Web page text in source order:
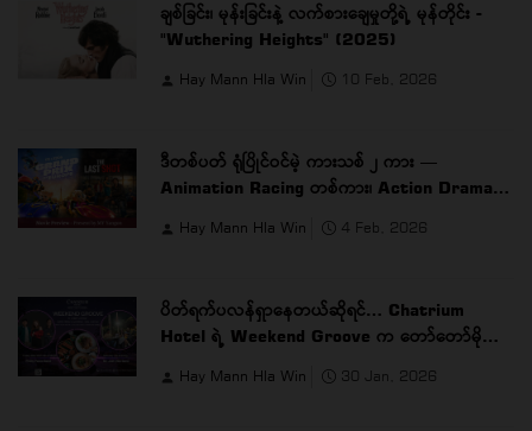
ချစ်ခြင်း၊ မုန်းခြင်းနဲ့ လက်စားချေမှုတို့ရဲ့ မုန်တိုင်း -
"Wuthering Heights" (2025)
Hay Mann Hla Win 10 Feb, 2026
ဒီတစ်ပတ် ရုံပြိုင်ဝင်မဲ့ ကားသစ် ၂ ကား —
Animation Racing တစ်ကား၊ Action Drama
Hay Mann Hla Win 4 Feb, 2026
ပိတ်ရက်ပလန်ရှာနေတယ်ဆိုရင်… Chatrium
Hotel ရဲ့ Weekend Groove က တော်တော်မိုက်ပါ
Hay Mann Hla Win 30 Jan, 2026